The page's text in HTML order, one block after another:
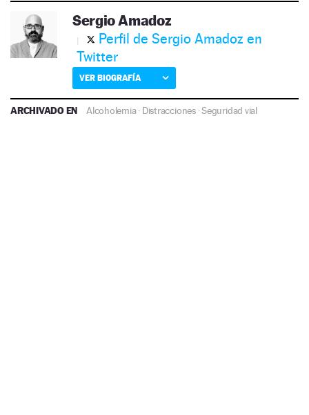
Sergio Amadoz
Perfil de Sergio Amadoz en
Twitter
VER BIOGRAFÍA
ARCHIVADO EN Alcoholemia· Distracciones·Seguridad vial